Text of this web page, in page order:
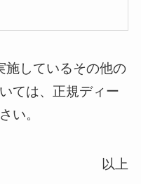
しているその他の
ては、正規ディー
い。
以上